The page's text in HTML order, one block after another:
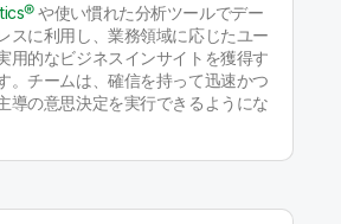
や使い慣れた分析ツールでデー
スに利用し、業務領域に応じたユー
用的なビジネスインサイトを獲得す
。チームは、確信を持って迅速かつ
導の意思決定を実行できるようにな